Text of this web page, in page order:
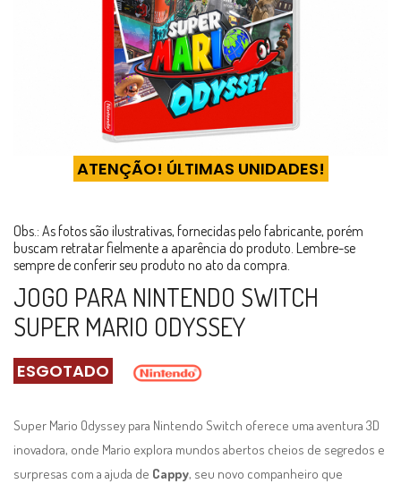
ATENÇÃO! ÚLTIMAS UNIDADES!
Obs.: As fotos são ilustrativas, fornecidas pelo fabricante, porém
buscam retratar fielmente a aparência do produto. Lembre-se
sempre de conferir seu produto no ato da compra.
JOGO PARA NINTENDO SWITCH
SUPER MARIO ODYSSEY
ESGOTADO
Super Mario Odyssey para Nintendo Switch oferece uma aventura 3D
inovadora, onde Mario explora mundos abertos cheios de segredos e
surpresas com a ajuda de Cappy, seu novo companheiro que